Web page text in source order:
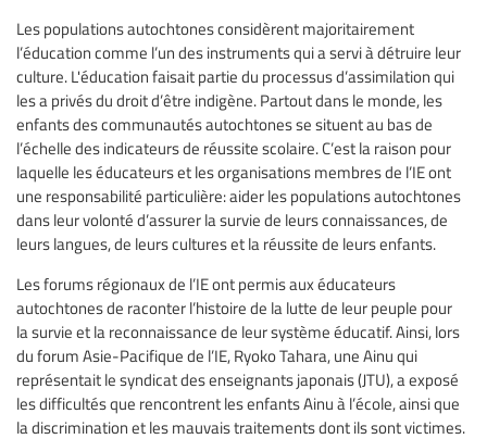
Les populations autochtones considèrent majoritairement
l’éducation comme l’un des instruments qui a servi à détruire leur
culture. L'éducation faisait partie du processus d’assimilation qui
les a privés du droit d’être indigène. Partout dans le monde, les
enfants des communautés autochtones se situent au bas de
l’échelle des indicateurs de réussite scolaire. C’est la raison pour
laquelle les éducateurs et les organisations membres de l’IE ont
une responsabilité particulière: aider les populations autochtones
dans leur volonté d’assurer la survie de leurs connaissances, de
leurs langues, de leurs cultures et la réussite de leurs enfants.
Les forums régionaux de l’IE ont permis aux éducateurs
autochtones de raconter l’histoire de la lutte de leur peuple pour
la survie et la reconnaissance de leur système éducatif. Ainsi, lors
du forum Asie-Pacifique de l’IE, Ryoko Tahara, une Ainu qui
représentait le syndicat des enseignants japonais (JTU), a exposé
les difficultés que rencontrent les enfants Ainu à l’école, ainsi que
la discrimination et les mauvais traitements dont ils sont victimes.